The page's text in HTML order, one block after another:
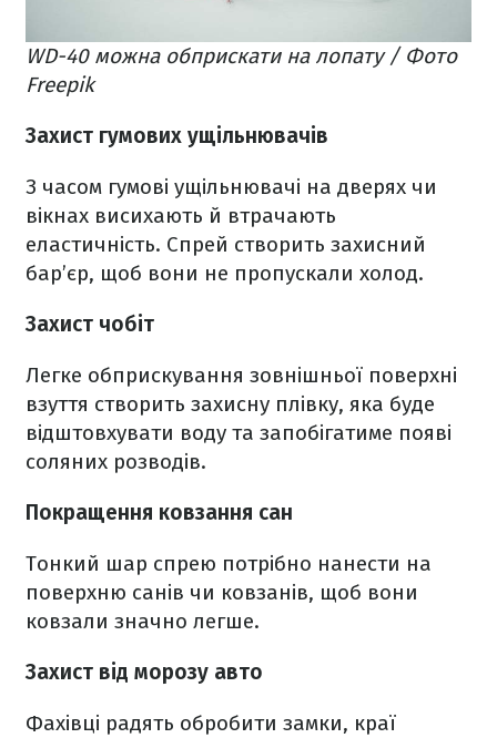
WD-40 можна обприскати на лопату / Фото
Freepik
Захист гумових ущільнювачів
З часом гумові ущільнювачі на дверях чи
вікнах висихають й втрачають
еластичність. Спрей створить захисний
бар’єр, щоб вони не пропускали холод.
Захист чобіт
Легке обприскування зовнішньої поверхні
взуття створить захисну плівку, яка буде
відштовхувати воду та запобігатиме появі
соляних розводів.
Покращення ковзання сан
Тонкий шар спрею потрібно нанести на
поверхню санів чи ковзанів, щоб вони
ковзали значно легше.
Захист від морозу авто
Фахівці радять обробити замки, краї